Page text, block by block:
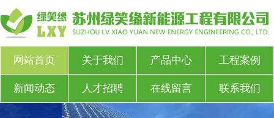
网站首页 关于我们 产品中心 工程案例
新闻动态 人才招聘 在线留言 联系我们